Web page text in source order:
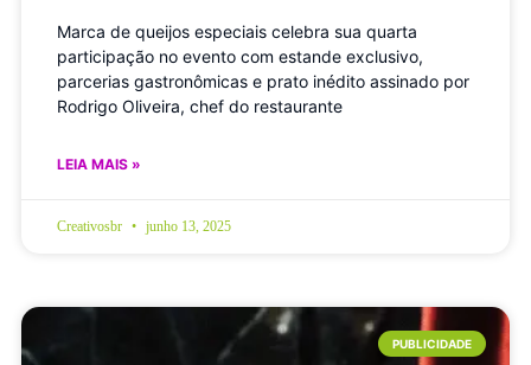
Marca de queijos especiais celebra sua quarta
participação no evento com estande exclusivo,
parcerias gastronômicas e prato inédito assinado por
Rodrigo Oliveira, chef do restaurante
LEIA MAIS »
Creativosbr junho 13, 2025
PUBLICIDADE